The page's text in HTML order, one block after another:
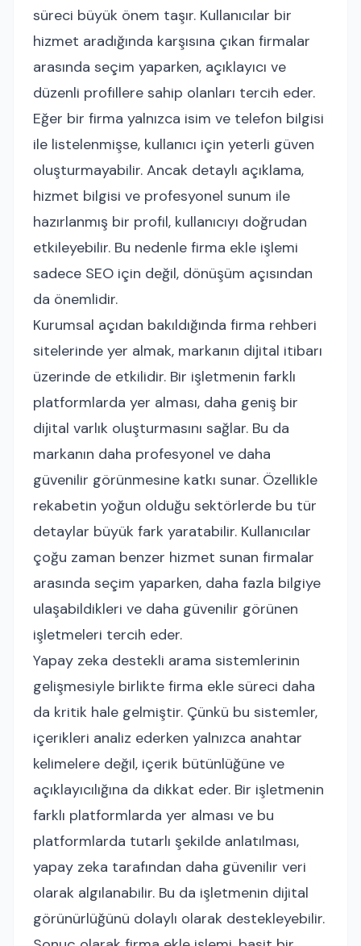
süreci büyük önem taşır. Kullanıcılar bir
hizmet aradığında karşısına çıkan firmalar
arasında seçim yaparken, açıklayıcı ve
düzenli profillere sahip olanları tercih eder.
Eğer bir firma yalnızca isim ve telefon bilgisi
ile listelenmişse, kullanıcı için yeterli güven
oluşturmayabilir. Ancak detaylı açıklama,
hizmet bilgisi ve profesyonel sunum ile
hazırlanmış bir profil, kullanıcıyı doğrudan
etkileyebilir. Bu nedenle firma ekle işlemi
sadece SEO için değil, dönüşüm açısından
da önemlidir.
Kurumsal açıdan bakıldığında firma rehberi
sitelerinde yer almak, markanın dijital itibarı
üzerinde de etkilidir. Bir işletmenin farklı
platformlarda yer alması, daha geniş bir
dijital varlık oluşturmasını sağlar. Bu da
markanın daha profesyonel ve daha
güvenilir görünmesine katkı sunar. Özellikle
rekabetin yoğun olduğu sektörlerde bu tür
detaylar büyük fark yaratabilir. Kullanıcılar
çoğu zaman benzer hizmet sunan firmalar
arasında seçim yaparken, daha fazla bilgiye
ulaşabildikleri ve daha güvenilir görünen
işletmeleri tercih eder.
Yapay zeka destekli arama sistemlerinin
gelişmesiyle birlikte firma ekle süreci daha
da kritik hale gelmiştir. Çünkü bu sistemler,
içerikleri analiz ederken yalnızca anahtar
kelimelere değil, içerik bütünlüğüne ve
açıklayıcılığına da dikkat eder. Bir işletmenin
farklı platformlarda yer alması ve bu
platformlarda tutarlı şekilde anlatılması,
yapay zeka tarafından daha güvenilir veri
olarak algılanabilir. Bu da işletmenin dijital
görünürlüğünü dolaylı olarak destekleyebilir.